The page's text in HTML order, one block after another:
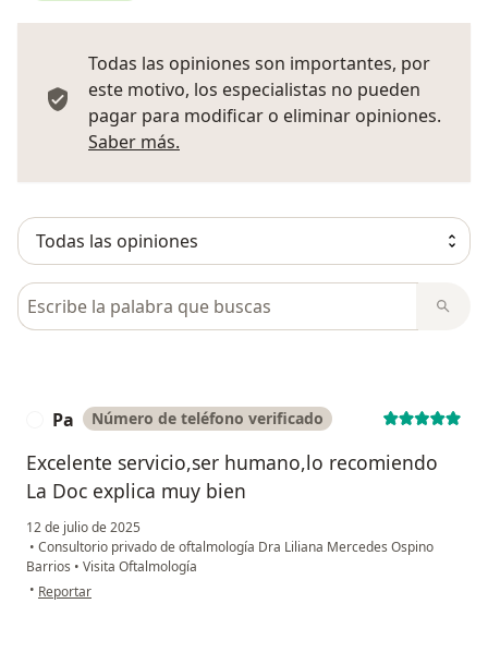
Todas las opiniones son importantes, por
este motivo, los especialistas no pueden
pagar para modificar o eliminar opiniones.
Saber más.
Busca en opiniones
Pa Número de teléfono verificado
Excelente servicio,ser humano,lo recomiendo
La Doc explica muy bien
12 de julio de 2025
• Consultorio privado de oftalmología Dra Liliana Mercedes Ospino
Barrios • Visita Oftalmología
• en opinión del usuario Pa
Reportar